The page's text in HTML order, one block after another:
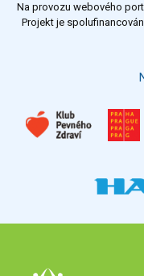
Výsledky
Na provozu webového
Projekt je